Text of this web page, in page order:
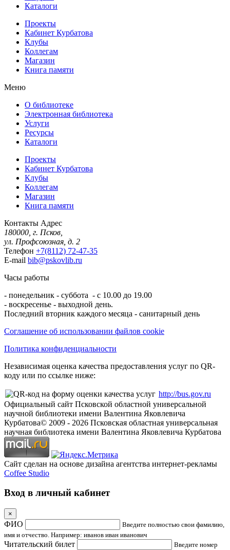
Каталоги
Проекты
Кабинет Курбатова
Клубы
Коллегам
Магазин
Книга памяти
Меню
О библиотеке
Электронная библиотека
Услуги
Ресурсы
Каталоги
Проекты
Кабинет Курбатова
Клубы
Коллегам
Магазин
Книга памяти
Контакты Адрес
180000, г. Псков,
ул. Профсоюзная, д. 2
Телефон +7(8112) 72-47-35
E-mail bib@pskovlib.ru
Часы работы
- понедельник - суббота - с 10.00 до 19.00
- воскресенье - выходной день.
Последний вторник каждого месяца - санитарный день
Соглашение об использовании файлов cookie
Политика конфиденциальности
Независимая оценка качества предоставления услуг по QR-
коду или по ссылке ниже:
http://bus.gov.ru
Официальный сайт Псковской областной универсальной
научной библиотеки имени Валентина Яковлевича
Курбатова© 2009 - 2026 Псковская областная универсальная
научная библиотека имени Валентина Яковлевича Курбатова
Сайт сделан на основе дизайна агентства интернет-рекламы
Coffee Studio
Вход в личный кабинет
×
ФИО
Введите полностью свои фамилию,
имя и отчество. Например: иванов иван иванович
Читательский билет Введите номер